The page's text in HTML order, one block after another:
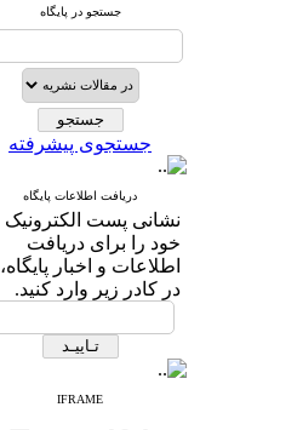
جستجو در پایگاه
جستجوی پیشرفته
دریافت اطلاعات پایگاه
نشانی پست الکترونیک
خود را برای دریافت
اطلاعات و اخبار پایگاه،
در کادر زیر وارد کنید.
IFRAME